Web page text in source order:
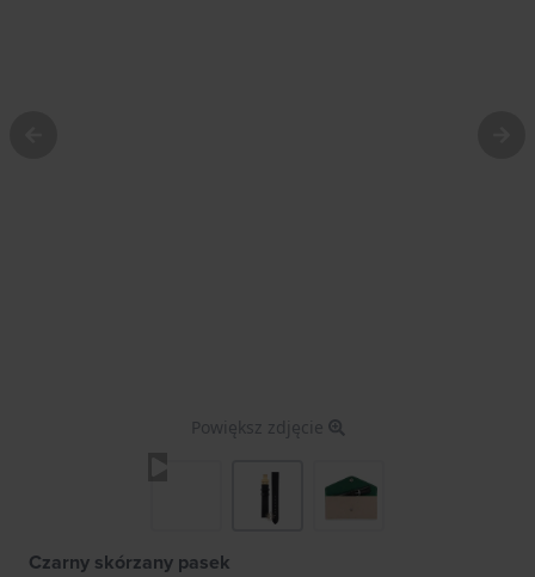
Powiększ zdjęcie
Czarny skórzany pasek